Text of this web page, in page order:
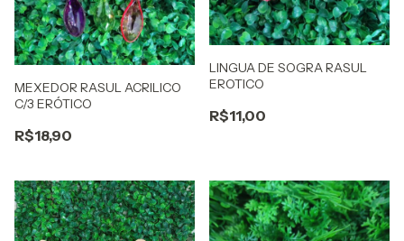
MEXEDOR RASUL ACRILICO
C/3 ERÓTICO
R$18,90
LINGUA DE SOGRA RASUL
EROTICO
R$11,00